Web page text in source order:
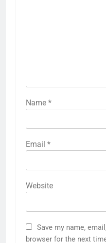
Name *
Email *
Website
Save my name,
browser for the next